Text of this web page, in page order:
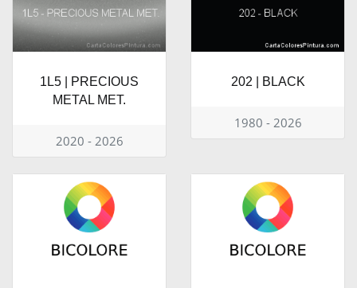
1L5 | PRECIOUS
METAL MET.
2020 - 2026
202 | BLACK
1980 - 2026